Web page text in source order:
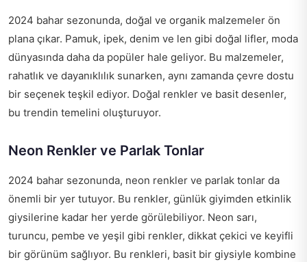
2024 bahar sezonunda, doğal ve organik malzemeler ön
plana çıkar. Pamuk, ipek, denim ve len gibi doğal lifler, moda
dünyasında daha da popüler hale geliyor. Bu malzemeler,
rahatlık ve dayanıklılık sunarken, aynı zamanda çevre dostu
bir seçenek teşkil ediyor. Doğal renkler ve basit desenler,
bu trendin temelini oluşturuyor.
Neon Renkler ve Parlak Tonlar
2024 bahar sezonunda, neon renkler ve parlak tonlar da
önemli bir yer tutuyor. Bu renkler, günlük giyimden etkinlik
giysilerine kadar her yerde görülebiliyor. Neon sarı,
turuncu, pembe ve yeşil gibi renkler, dikkat çekici ve keyifli
bir görünüm sağlıyor. Bu renkleri, basit bir giysiyle kombine